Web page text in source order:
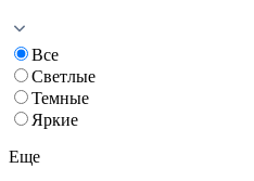
Все
Светлые
Темные
Яркие
Еще